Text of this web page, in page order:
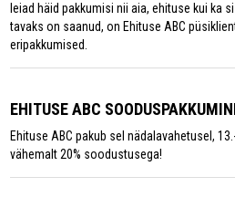
leiad häid pakkumisi nii aia, ehituse kui ka
tavaks on saanud, on Ehituse ABC
eripakkumised.
EHITUSE ABC
Ehituse ABC pakub sel nädalavahetusel,
vähemalt 20% soodustusega!